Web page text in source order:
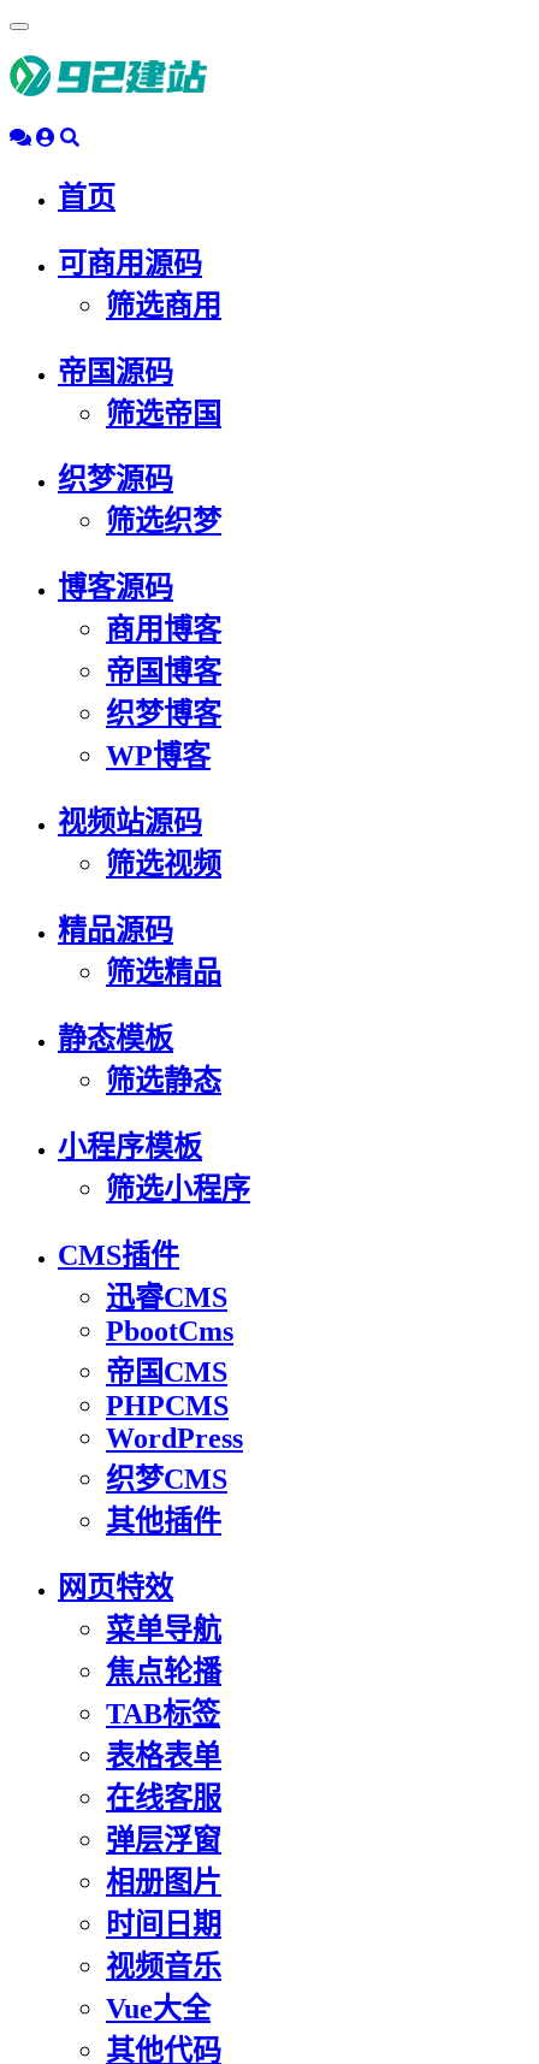
动
导
首页
可商用源码
筛选商用
帝国源码
筛选帝国
织梦源码
筛选织梦
博客源码
商用博客
帝国博客
织梦博客
WP博客
视频站源码
筛选视频
精品源码
筛选精品
静态模板
筛选静态
小程序模板
筛选小程序
CMS插件
迅睿CMS
PbootCms
帝国CMS
PHPCMS
WordPress
织梦CMS
其他插件
网页特效
菜单导航
焦点轮播
TAB标签
表格表单
在线客服
弹层浮窗
相册图片
时间日期
视频音乐
Vue大全
其他代码